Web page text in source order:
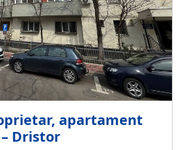
apartament
Dristor